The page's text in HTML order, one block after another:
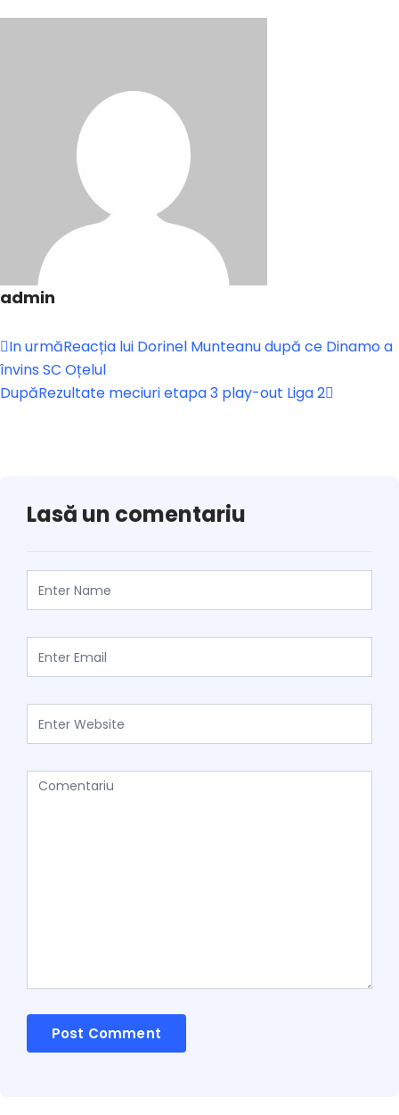
admin
In urmăReacția lui Dorinel Munteanu după ce Dinamo a
învins SC Oțelul
DupăRezultate meciuri etapa 3 play-out Liga 2
Lasă un comentariu